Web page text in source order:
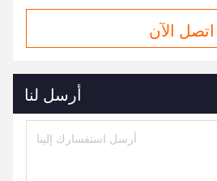
اتصل الآن
أرسل لنا